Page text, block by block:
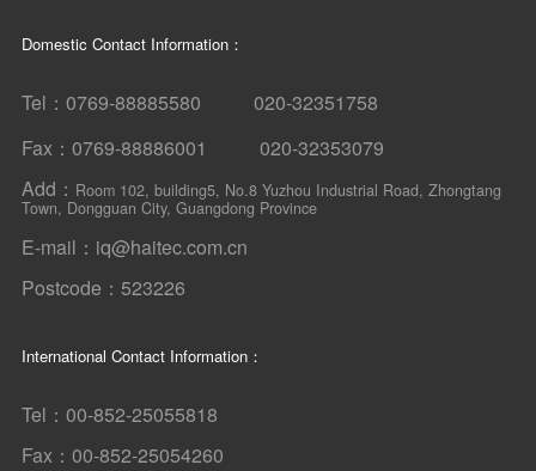
Domestic Contact Information：
Tel：0769-88885580 020-32351758
Fax：0769-88886001 020-32353079
Add： Room 102, building5, No.8 Yuzhou Industrial Road, Zhongtang
Town, Dongguan City, Guangdong Province
E-mail：iq@haitec.com.cn
Postcode：523226
International Contact Information：
Tel：00-852-25055818
Fax：00-852-25054260